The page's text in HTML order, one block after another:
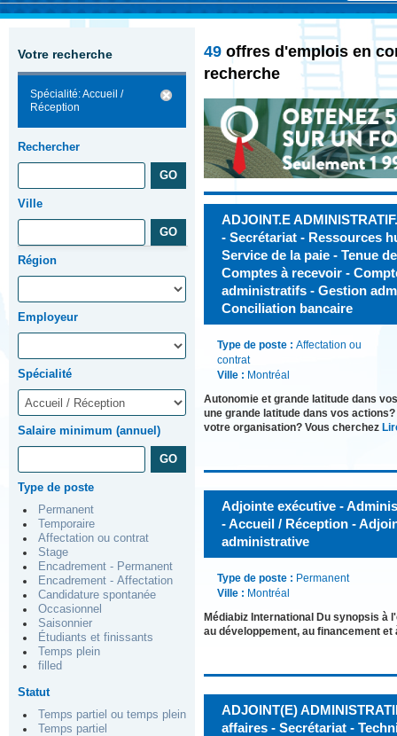
Votre recherche
Spécialité: Accueil /
Réception
Rechercher
Ville
Région
Employeur
Spécialité
Salaire minimum (annuel)
Type de poste
Permanent
Temporaire
Affectation ou contrat
Stage
Encadrement - Permanent
Encadrement - Affectation
Candidature spontanée
Occasionnel
Saisonnier
Étudiants et finissants
Temps plein
filled
Statut
Temps partiel ou temps plein
Temps partiel
49 offres d'emplois en
recherche
ADJOINT.E
- Secrétariat - Ressources
Service de la paie - Tenue
Comptes à recevoir -
administratifs - Gestion
Conciliation bancaire
Type de poste : Affectation ou
contrat
Ville : Montréal
Autonomie et grande latitude dans
une grande latitude dans vos
votre organisation? Vous cherchez
Adjointe exécutive -
- Accueil / Réception -
administrative
Type de poste : Permanent
Ville : Montréal
Médiabiz International Du synopsis à
au développement, au financement
ADJOINT(E)
affaires - Secrétariat -